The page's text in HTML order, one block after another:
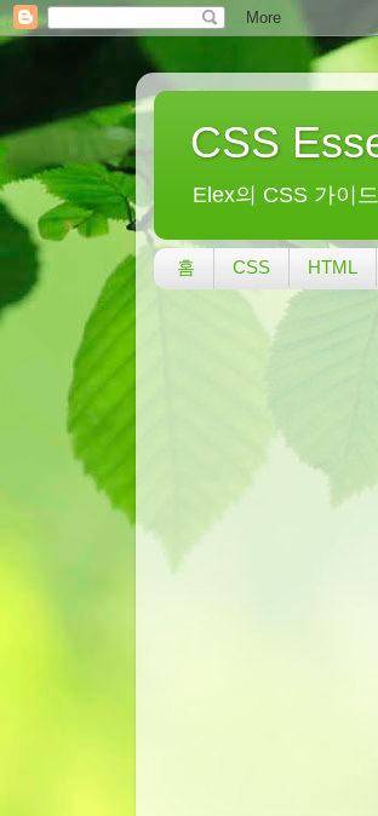
CSS
Elex의 CSS 가이
홈 CSS HTML